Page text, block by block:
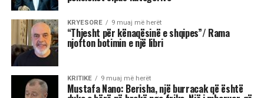
Klan, astrologia Meri Shehu bëri parashikimin
për 12 shenjat e horoskopit, duke e quajtur këtë
periudhë një “pikë kthese” në shumë aspekte të
jetës. Me Diellin që ka hyrë në shenjën e
Peshores dhe Marsin që po futet në Akrep,
universi na fton të kërkojmë ekuilibër, të